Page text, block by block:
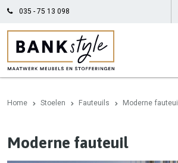
035 - 75 13 098
Home Stoelen Fauteuils Moderne fauteuil
Moderne fauteuil